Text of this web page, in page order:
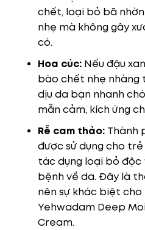
chết, loại bỏ bã
nhẹ mà không gây
có.
Hoa cúc: Nếu đậu
bào chết nhẹ nhàng
dịu da bạn nhanh
mẫn cảm, kích ứng
Rễ cam thảo: Thành
được sử dụng cho
tác dụng loại bỏ
bệnh về da. Đây là
nên sự khác biệt
Yehwadam Deep
Cream.